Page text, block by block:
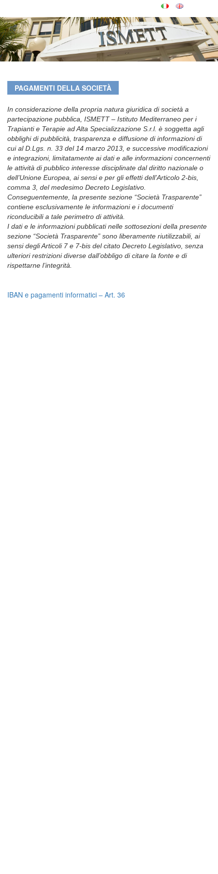
PAGAMENTI DELLA SOCIETÀ
In considerazione della propria natura giuridica di società a
partecipazione pubblica, ISMETT – Istituto Mediterraneo per i
Trapianti e Terapie ad Alta Specializzazione S.r.l. è soggetta agli
obblighi di pubblicità, trasparenza e diffusione di informazioni di
cui al D.Lgs. n. 33 del 14 marzo 2013, e successive modificazioni
e integrazioni, limitatamente ai dati e alle informazioni concernenti
le attività di pubblico interesse disciplinate dal diritto nazionale o
dell’Unione Europea, ai sensi e per gli effetti dell’Articolo 2-bis,
comma 3, del medesimo Decreto Legislativo.
Conseguentemente, la presente sezione “Società Trasparente”
contiene esclusivamente le informazioni e i documenti
riconducibili a tale perimetro di attività.
I dati e le informazioni pubblicati nelle sottosezioni della presente
sezione “Società Trasparente” sono liberamente riutilizzabili, ai
sensi degli Articoli 7 e 7-bis del citato Decreto Legislativo, senza
ulteriori restrizioni diverse dall’obbligo di citare la fonte e di
rispettarne l’integrità.
IBAN e pagamenti informatici – Art. 36